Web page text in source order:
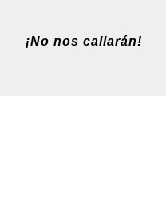
¡No nos callarán!